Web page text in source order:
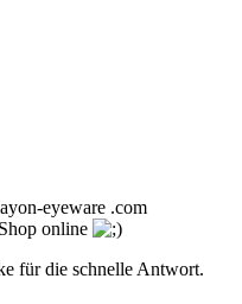
eyeware .com
online
für die schnelle Antwort.